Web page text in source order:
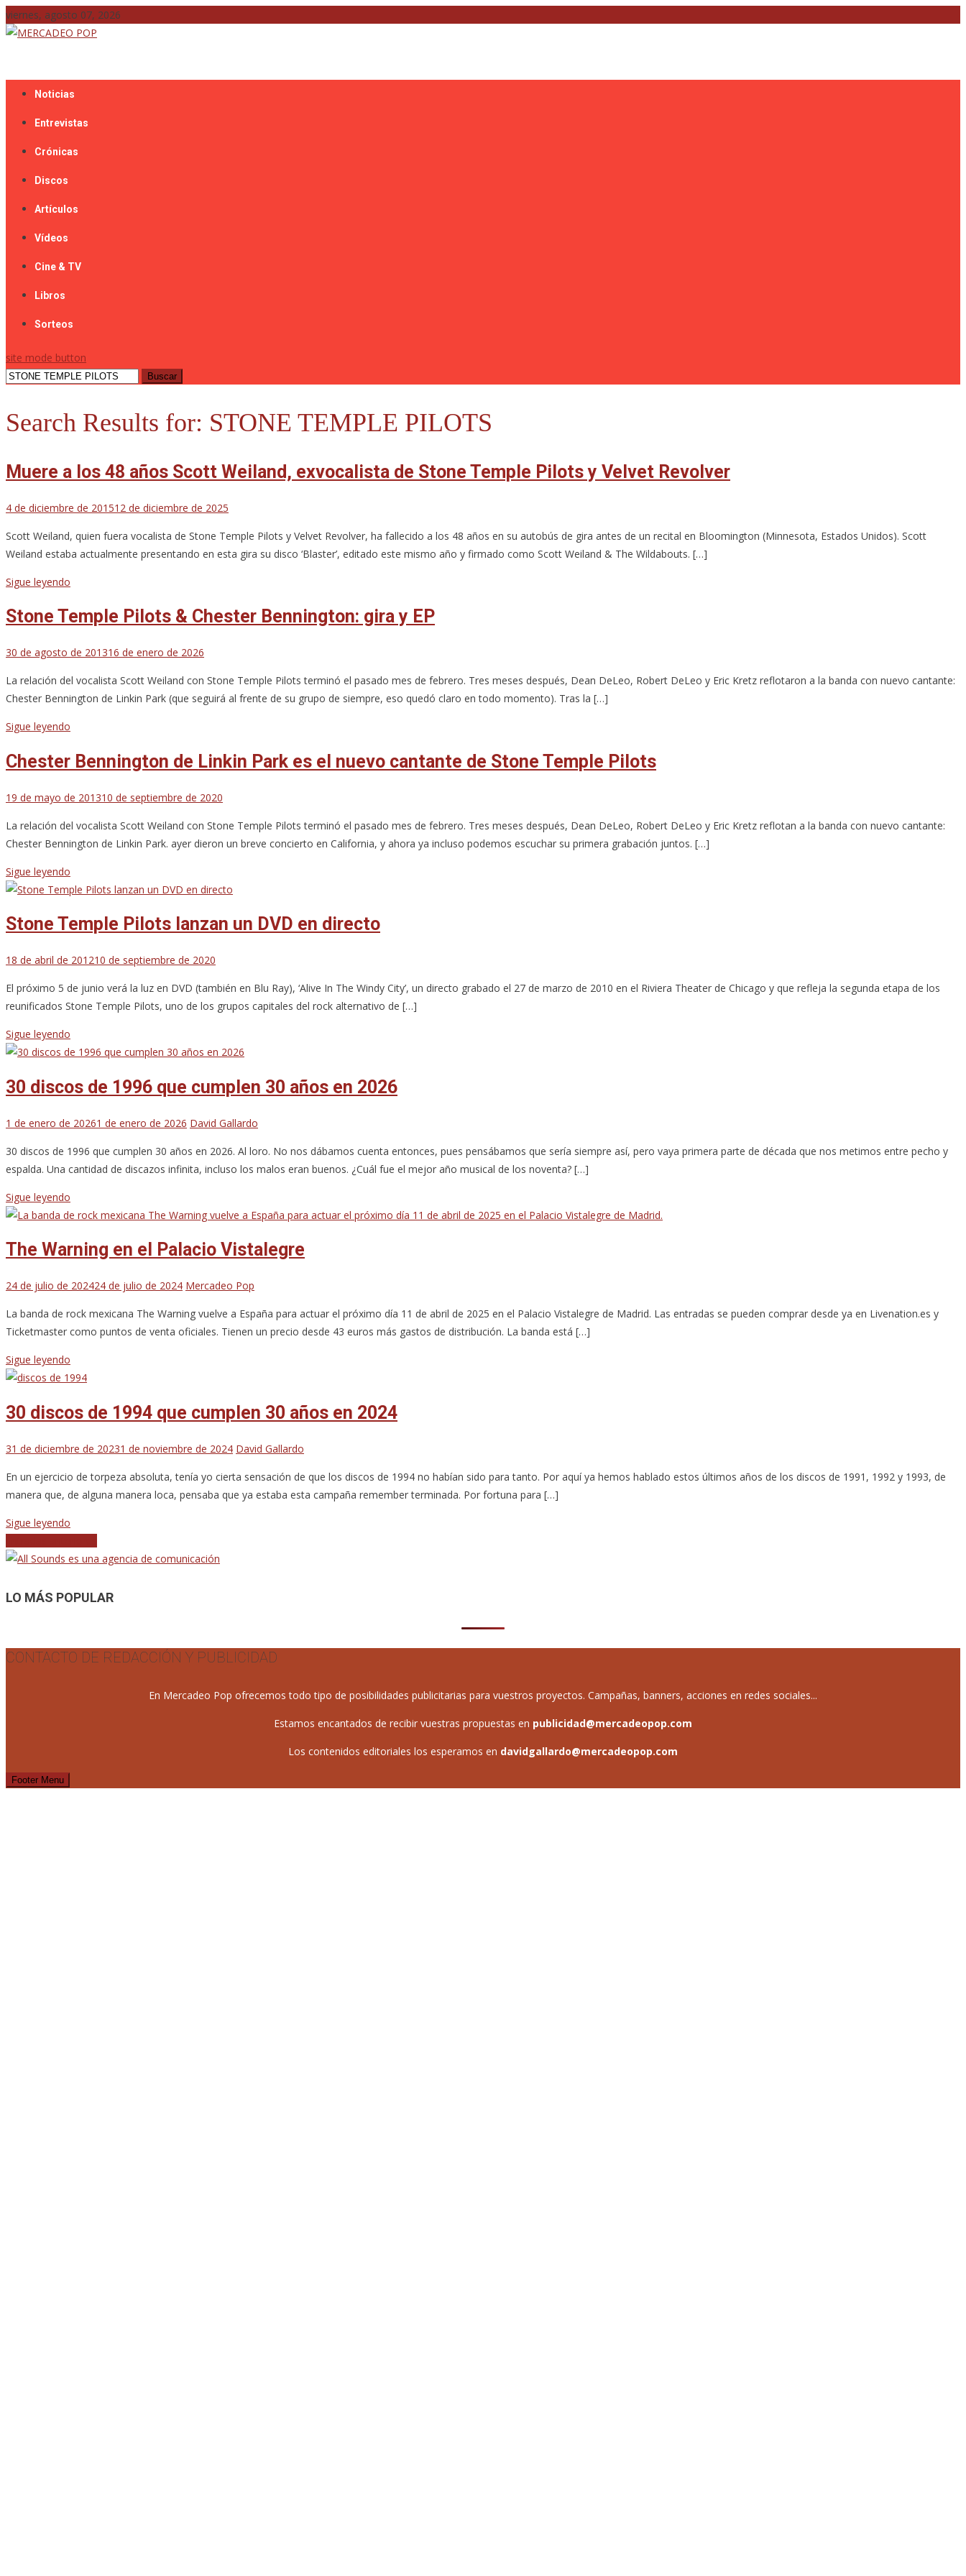
Skip
to
viernes, agosto 07, 2026
Noticias
Entrevistas
Crónicas
Discos
Artículos
Vídeos
Cine & TV
Libros
Sorteos
site mode button
Buscar:
Search Results for: STONE TEMPLE PILOTS
Muere a los 48 años Scott Weiland, exvocalista de Stone Temple Pilots y Velvet Revolver
4 de diciembre de 201512 de diciembre de 2025
Scott Weiland, quien fuera vocalista de Stone Temple Pilots y Velvet Revolver, ha fallecido a los 48 años en su autobús de gira antes de un recital en Bloomington (Minnesota, Estados Unidos). Scott
Weiland estaba actualmente presentando en esta gira su disco ‘Blaster’, editado este mismo año y firmado como Scott Weiland & The Wildabouts. […]
Sigue leyendo
Stone Temple Pilots & Chester Bennington: gira y EP
30 de agosto de 201316 de enero de 2026
La relación del vocalista Scott Weiland con Stone Temple Pilots terminó el pasado mes de febrero. Tres meses después, Dean DeLeo, Robert DeLeo y Eric Kretz reflotaron a la banda con nuevo cantante:
Chester Bennington de Linkin Park (que seguirá al frente de su grupo de siempre, eso quedó claro en todo momento). Tras la […]
Sigue leyendo
Chester Bennington de Linkin Park es el nuevo cantante de Stone Temple Pilots
19 de mayo de 201310 de septiembre de 2020
La relación del vocalista Scott Weiland con Stone Temple Pilots terminó el pasado mes de febrero. Tres meses después, Dean DeLeo, Robert DeLeo y Eric Kretz reflotan a la banda con nuevo cantante:
Chester Bennington de Linkin Park. ayer dieron un breve concierto en California, y ahora ya incluso podemos escuchar su primera grabación juntos. […]
Sigue leyendo
Stone Temple Pilots lanzan un DVD en directo
18 de abril de 201210 de septiembre de 2020
El próximo 5 de junio verá la luz en DVD (también en Blu Ray), ‘Alive In The Windy City’, un directo grabado el 27 de marzo de 2010 en el Riviera Theater de Chicago y que refleja la segunda etapa de los
reunificados Stone Temple Pilots, uno de los grupos capitales del rock alternativo de […]
Sigue leyendo
30 discos de 1996 que cumplen 30 años en 2026
1 de enero de 20261 de enero de 2026 David Gallardo
30 discos de 1996 que cumplen 30 años en 2026. Al loro. No nos dábamos cuenta entonces, pues pensábamos que sería siempre así, pero vaya primera parte de década que nos metimos entre pecho y
espalda. Una cantidad de discazos infinita, incluso los malos eran buenos. ¿Cuál fue el mejor año musical de los noventa? […]
Sigue leyendo
The Warning en el Palacio Vistalegre
24 de julio de 202424 de julio de 2024 Mercadeo Pop
La banda de rock mexicana The Warning vuelve a España para actuar el próximo día 11 de abril de 2025 en el Palacio Vistalegre de Madrid. Las entradas se pueden comprar desde ya en Livenation.es y
Ticketmaster como puntos de venta oficiales. Tienen un precio desde 43 euros más gastos de distribución. La banda está […]
Sigue leyendo
30 discos de 1994 que cumplen 30 años en 2024
31 de diciembre de 20231 de noviembre de 2024 David Gallardo
En un ejercicio de torpeza absoluta, tenía yo cierta sensación de que los discos de 1994 no habían sido para tanto. Por aquí ya hemos hablado estos últimos años de los discos de 1991, 1992 y 1993, de
manera que, de alguna manera loca, pensaba que ya estaba esta campaña remember terminada. Por fortuna para […]
Sigue leyendo
de
entradas
LO MÁS POPULAR
CONTACTO DE REDACCIÓN Y PUBLICIDAD
En Mercadeo Pop ofrecemos todo tipo de posibilidades publicitarias para vuestros proyectos. Campañas, banners, acciones en redes sociales...
Estamos encantados de recibir vuestras propuestas en publicidad@mercadeopop.com
Los contenidos editoriales los esperamos en davidgallardo@mercadeopop.com
Footer Menu